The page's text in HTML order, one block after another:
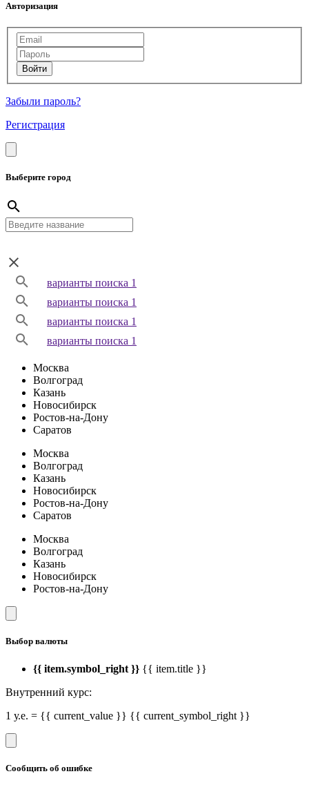
Авторизация
Забыли пароль?
Регистрация
Выберите город
варианты поиска 1
варианты поиска 1
варианты поиска 1
варианты поиска 1
Москва
Волгоград
Казань
Новосибирск
Ростов-на-Дону
Саратов
Москва
Волгоград
Казань
Новосибирск
Ростов-на-Дону
Саратов
Москва
Волгоград
Казань
Новосибирск
Ростов-на-Дону
Выбор валюты
{{ item.symbol_right }} {{ item.title }}
Внутренний курс:
1 у.е. = {{ current_value }} {{ current_symbol_right }}
Сообщить об ошибке